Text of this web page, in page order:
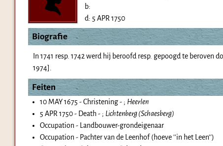
b:
d: 5 APR 1750
Biografie
In 1741 resp. 1742 werd hij beroofd resp. gepoogd te beroven
1974].
Feiten
10 MAY 1675 - Christening - ; Heerlen
5 APR 1750 - Death - ; Lichtenberg (Schaesberg)
Occupation - Landbouwer-grondeigenaar
Occupation - Pachter van de Leenhof (hoeve ''in het Leen'')